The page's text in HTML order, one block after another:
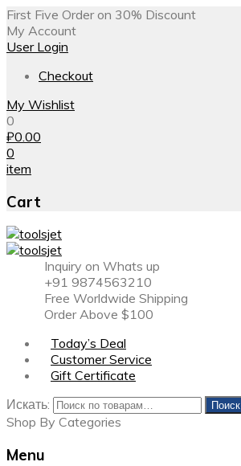
First Five Order on 30% Discount
My Account
User Login
Checkout
My Wishlist
0
₽0.00
0
item
Cart
Inquiry on Whats up
+91 9874563210
Free Worldwide Shipping
Order Above $100
Today’s Deal
Customer Service
Gift Certificate
Искать:
Поиск
Shop By Categories
Menu